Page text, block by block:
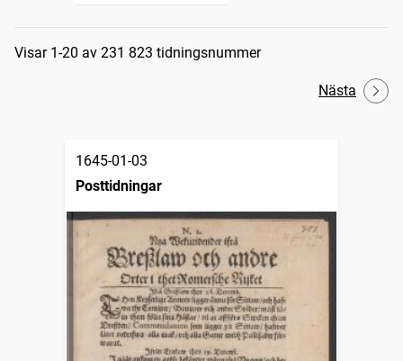
Sökresultat
Visar 1-20 av 231 823 tidningsnummer
Nästa
1645-01-03
Posttidningar